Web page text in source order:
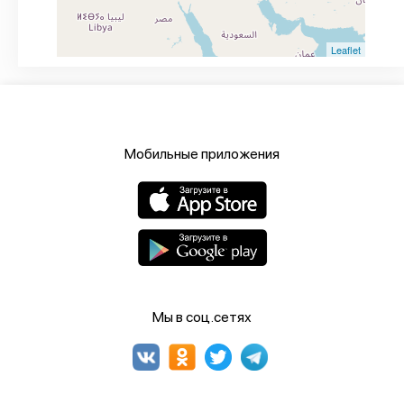
Leaflet
Мобильные приложения
Мы в соц.сетях